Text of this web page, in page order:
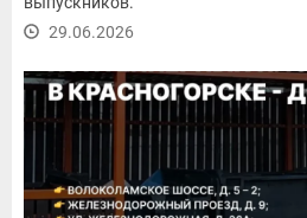
29.06.2026